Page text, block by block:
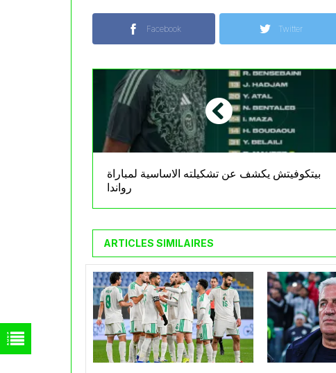
Facebook Twitter
بيتكوفيتش يكشف عن تشكيلته الاساسية لمباراة
رواندا
ARTICLES SIMILAIRES